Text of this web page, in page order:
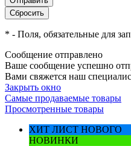
* - Поля, обязательные для
Сообщение отправлено
Ваше сообщение успешно
Вами свяжется наш
Закрыть окно
Самые продаваемые товары
Просмотренные товары
ХИТ ЛИСТ НОВОГО
НОВИНКИ